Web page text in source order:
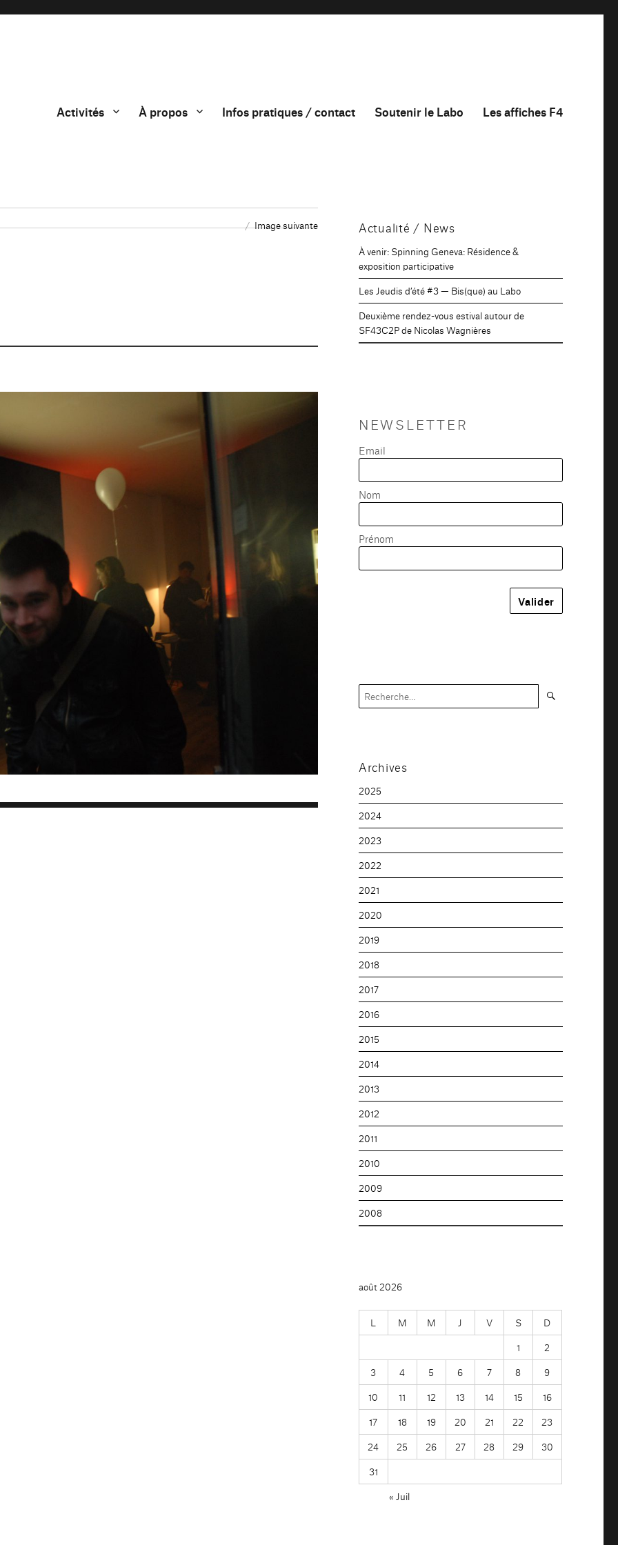
Activités À propos Infos pratiques / contact Soutenir le Labo Les affiches F4
Image suivante Actualité / News
À venir: Spinning Geneva: Résidence &
exposition participative
Les Jeudis d’été #3 — Bis(que) au Labo
Deuxième rendez-vous estival autour de
SF43C2P de Nicolas Wagnières
NEWSLETTER
Email
Nom
Prénom
Recherche
pour :
Archives
2025
2024
2023
2022
2021
2020
2019
2018
2017
2016
2015
2014
2013
2012
2011
2010
2009
2008
août 2026
L M M J V S
D
1
2
3
4 5 6 7 8
9
10
11 12 13 14 15
16
17
18 19 20 21 22
23
24
25 26 27 28 29
30
31
« Juil